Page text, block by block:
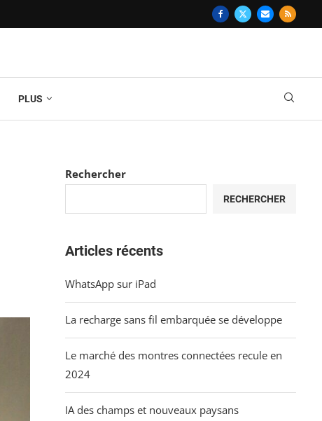
PLUS
Rechercher
RECHERCHER
Articles récents
WhatsApp sur iPad
La recharge sans fil embarquée se développe
Le marché des montres connectées recule en
2024
IA des champs et nouveaux paysans